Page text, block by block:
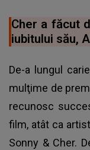
Cher a făcut
iubitului său,
De-a lungul
mulţime de
recunosc
film, atât ca
Sonny & Cher.